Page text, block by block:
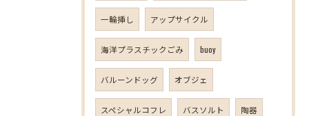
一輪挿し アップサイクル
海洋プラスチックごみ buoy
バルーンドッグ オブジェ
スペシャルコフレ バスソルト 陶器